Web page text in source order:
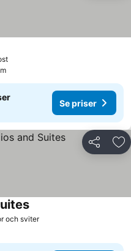
Se priser
Se priser
Dela
och sviterSe priser
Se priser